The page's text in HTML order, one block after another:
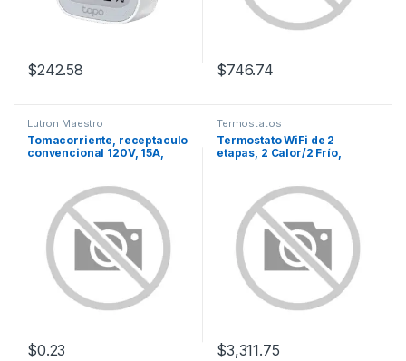
$242.58 $746.74
Lutron Maestro
Tomacorriente, receptaculo
convencional 120V, 15A,
$0.23
Termostatos
Termostato WiFi de 2
etapas, 2 Calor/2 Frío,
$3,311.75